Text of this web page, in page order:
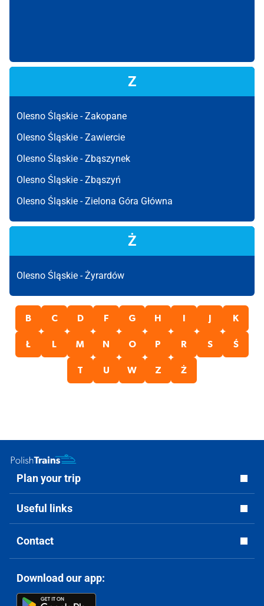
Z
Olesno Śląskie -Zakopane
Olesno Śląskie -Zawiercie
Olesno Śląskie -Zbąszynek
Olesno Śląskie -Zbąszyń
Olesno Śląskie -Zielona Góra Główna
Ż
Olesno Śląskie -Żyrardów
B C D F G H K
Ł L M N O P R S Ś
T U W Z Ż
Plan your trip
Useful links
Contact
Download our app: